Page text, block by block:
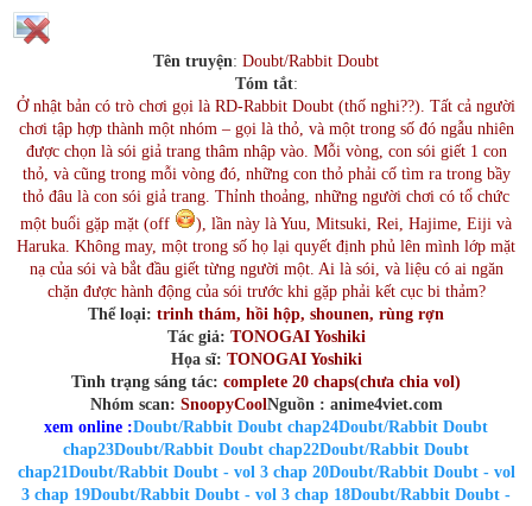
Tên truyện: Doubt/Rabbit Doubt
Tóm tắt:​
Ở nhật bản có trò chơi gọi là RD-Rabbit Doubt (thố nghi??). Tất cả người
chơi tập hợp thành một nhóm – gọi là thỏ, và một trong số đó ngẫu nhiên
được chọn là sói giả trang thâm nhập vào. Mỗi vòng, con sói giết 1 con
thỏ, và cũng trong mỗi vòng đó, những con thỏ phải cố tìm ra trong bầy
thỏ đâu là con sói giả trang. Thỉnh thoảng, những người chơi có tổ chức
một buổi gặp mặt (off
), lần này là Yuu, Mitsuki, Rei, Hajime, Eiji và
Haruka. Không may, một trong số họ lại quyết định phủ lên mình lớp mặt
nạ của sói và bắt đầu giết từng người một. Ai là sói, và liệu có ai ngăn
chặn được hành động của sói trước khi gặp phải kết cục bi thảm?​
Thể loại: trinh thám, hồi hộp, shounen, rùng rợn
Tác giả: TONOGAI Yoshiki
Họa sĩ: TONOGAI Yoshiki
Tình trạng sáng tác: complete 20 chaps(chưa chia vol)
Nhóm scan: SnoopyCoolNguồn : anime4viet.com
xem online :Doubt/Rabbit Doubt chap24Doubt/Rabbit Doubt
chap23Doubt/Rabbit Doubt chap22Doubt/Rabbit Doubt
chap21Doubt/Rabbit Doubt - vol 3 chap 20Doubt/Rabbit Doubt - vol
3 chap 19Doubt/Rabbit Doubt - vol 3 chap 18Doubt/Rabbit Doubt -